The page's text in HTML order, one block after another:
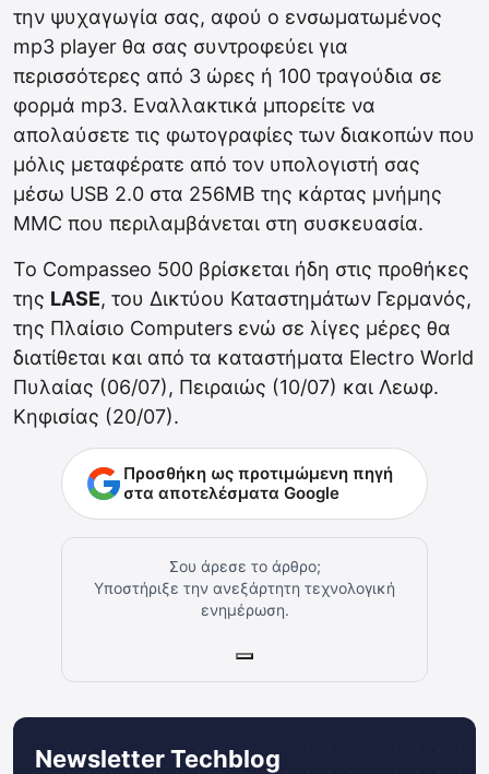
την ψυχαγωγία σας, αφού ο ενσωματωμένος
mp3 player θα σας συντροφεύει για
περισσότερες από 3 ώρες ή 100 τραγούδια σε
φορμά mp3. Εναλλακτικά μπορείτε να
απολαύσετε τις φωτογραφίες των διακοπών που
μόλις μεταφέρατε από τον υπολογιστή σας
μέσω USB 2.0 στα 256ΜΒ της κάρτας μνήμης
MMC που περιλαμβάνεται στη συσκευασία.
Το Compasseo 500 βρίσκεται ήδη στις προθήκες
της LASE, του Δικτύου Καταστημάτων Γερμανός,
της Πλαίσιο Computers ενώ σε λίγες μέρες θα
διατίθεται και από τα καταστήματα Electro World
Πυλαίας (06/07), Πειραιώς (10/07) και Λεωφ.
Κηφισίας (20/07).
Προσθήκη ως προτιμώμενη πηγή
στα αποτελέσματα Google
Σου άρεσε το άρθρο;
Υποστήριξε την ανεξάρτητη τεχνολογική
ενημέρωση.
Newsletter Techblog